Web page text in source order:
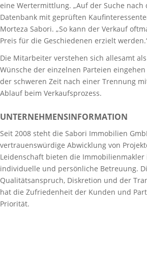
eine Wertermittlung. „Auf der Suche
Datenbank mit geprüften
Morteza Sabori. „So kann der Verkauf
Preis für die Geschiedenen erzielt
Die Mitarbeiter verstehen sich allesamt
Wünsche der einzelnen Parteien
der schweren Zeit nach einer Trennung
Ablauf beim Verkaufsprozess.
UNTERNEHMENSINFORMATION
Seit 2008 steht die Sabori Immobilien
vertrauenswürdige Abwicklung von
Leidenschaft bieten die
individuelle und persönliche Betreuung.
Qualitätsanspruch, Diskretion und der
hat die Zufriedenheit der Kunden und
Priorität.